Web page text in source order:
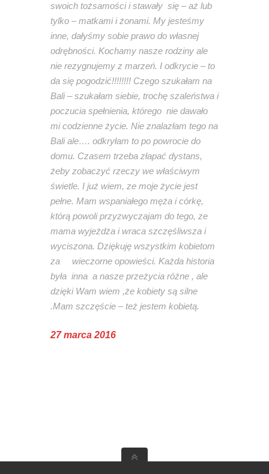
swoich tożsamości i stawały się – aż lub
tylko – matkami i żonami. My jesteśmy
inne, dałyśmy sobie prawo do własnej
odrębności. Kochamy nasze rodziny ale
nie rezygnujemy z marzeń. I odkrycie – to
da się pogodzić!!!!!!!! Czego szukałam na
Bali – szukałam siebie, trochę szaleństwa i
poczucia spełnienia, którego nie dawało
mi codzienne życie. Nie znalazłam tego na
Bali ale…. odkryłam to po powrocie do
domu. Czasem trzeba złapać dystans,
żeby zobaczyć rzeczy we właściwym
świetle. I już wiem, ze moje życie jest
pełne. Mam wspaniałego męża i córkę,
którą powoli przyzwyczajam do tego, ze
mama wyjeżdża i wraca szczęśliwsza i
wyciszona. Dziękuję wszystkim kobietom
za wieczorne opowieści. Każda historia
była inna a nasze przeżycia różne , ale
dzięki Wam wiem ,że kobiety są silne
.Mam szczęście – też jestem kobietą.
27 marca 2016